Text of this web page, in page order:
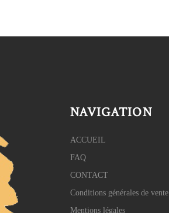
NAVIGATION
ACCUEIL
FAQ
CONTACT
Conditions générales de vente
Mentions légales